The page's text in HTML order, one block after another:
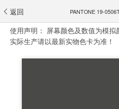
返回 PANTONE 19-
使用声明： 屏幕颜色及数值为模拟
实际生产请以最新实物色卡为准！